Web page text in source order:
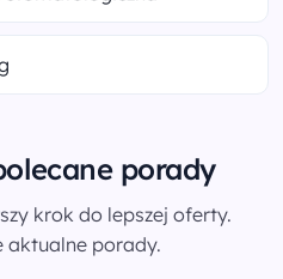
porady
krok do lepszej oferty.
aktualne porady.